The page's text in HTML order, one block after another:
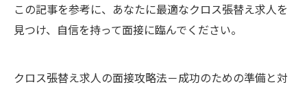
この記事を参考に、あなたに最適なクロス張替え求人を
見つけ、自信を持って面接に臨んでください。
クロス張替え求人の面接攻略法－成功のための準備と対